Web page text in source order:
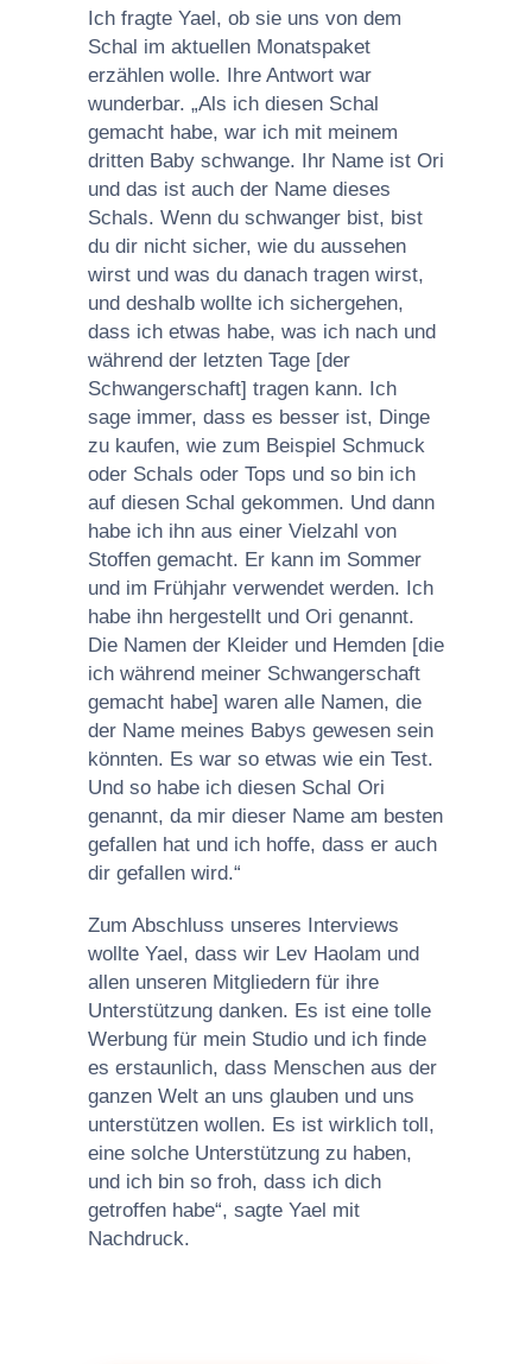
Ich fragte Yael, ob sie uns von dem
Schal im aktuellen Monatspaket
erzählen wolle. Ihre Antwort war
wunderbar. „Als ich diesen Schal
gemacht habe, war ich mit meinem
dritten Baby schwange. Ihr Name ist Ori
und das ist auch der Name dieses
Schals. Wenn du schwanger bist, bist
du dir nicht sicher, wie du aussehen
wirst und was du danach tragen wirst,
und deshalb wollte ich sichergehen,
dass ich etwas habe, was ich nach und
während der letzten Tage [der
Schwangerschaft] tragen kann. Ich
sage immer, dass es besser ist, Dinge
zu kaufen, wie zum Beispiel Schmuck
oder Schals oder Tops und so bin ich
auf diesen Schal gekommen. Und dann
habe ich ihn aus einer Vielzahl von
Stoffen gemacht. Er kann im Sommer
und im Frühjahr verwendet werden. Ich
habe ihn hergestellt und Ori genannt.
Die Namen der Kleider und Hemden [die
ich während meiner Schwangerschaft
gemacht habe] waren alle Namen, die
der Name meines Babys gewesen sein
könnten. Es war so etwas wie ein Test.
Und so habe ich diesen Schal Ori
genannt, da mir dieser Name am besten
gefallen hat und ich hoffe, dass er auch
dir gefallen wird.“
Zum Abschluss unseres Interviews
wollte Yael, dass wir Lev Haolam und
allen unseren Mitgliedern für ihre
Unterstützung danken. Es ist eine tolle
Werbung für mein Studio und ich finde
es erstaunlich, dass Menschen aus der
ganzen Welt an uns glauben und uns
unterstützen wollen. Es ist wirklich toll,
eine solche Unterstützung zu haben,
und ich bin so froh, dass ich dich
getroffen habe“, sagte Yael mit
Nachdruck.